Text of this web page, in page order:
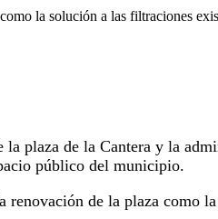
la solución a las filtraciones
plaza de la Cantera y la
público del municipio.
de la plaza como